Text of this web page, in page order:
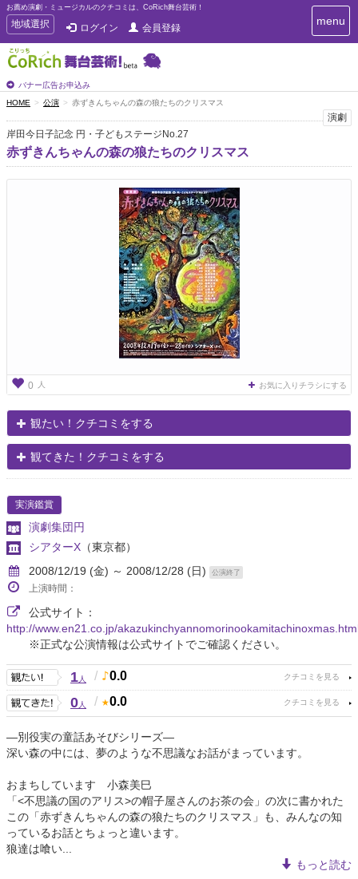
お薦め演劇・ミュージカルのクチコミは、CoRich舞台芸術！
T
o
g
g
e
n
a
v
i
g
地域選択 ログイン 会員登録
バナー広告お申込み
T
o
i
g
menu
HOME 公演 赤ずきんちゃんの森の狼たちのクリスマス
演劇
岸田今日子記念 円・子どもステージNo.27
赤ずきんちゃんの森の狼たちのクリスマス
0 人 お気に入りチラシにする
観たい！クチコミをする
観てきた！クチコミをする
実演鑑賞
演劇集団円
シアターX （東京都）
2008/12/19 (金) ～ 2008/12/28 (日)
公演終了
上演時間：
公式サイト：
http://www.en21.co.jp/
※正式な公演情報は公式サイトでご確認ください。
1人 / 0.0
0人 / 0.0
―別役実の童話あそびシリーズ―
深い森の中には、夢のような不思議なお話がまっています。
おまちしています 小森美巳
「<不思議の国のアリス>の帽子屋さんのお茶の会」の次に書かれた
この「赤ずきんちゃんの森の狼たちのクリスマス」も、みんなの知
っているお話とちょっと違います。
狼達は喰い...
もっと読む